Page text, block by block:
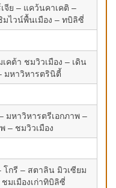
ย – แคว้นคาเคติ –
มไวน์พื้นเมือง – ทบิลิซี่
คต้า ชมวิวเมือง – เดิน
มหาวิหารตรินิตี้
มหาวิหารตรีเอกภาพ –
– ชมวิวเมือง
กรี – สตาลิน มิวเซียม
มเมืองเก่าทิบิลิซี่